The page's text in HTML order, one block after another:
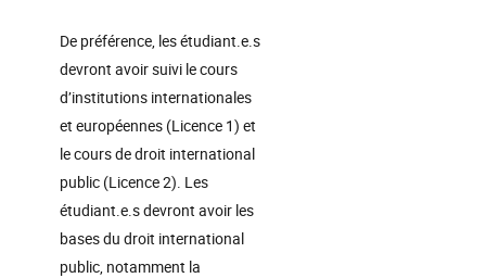
De préférence, les étudiant.e.s
devront avoir suivi le cours
d’institutions internationales
et européennes (Licence 1) et
le cours de droit international
public (Licence 2). Les
étudiant.e.s devront avoir les
bases du droit international
public, notamment la